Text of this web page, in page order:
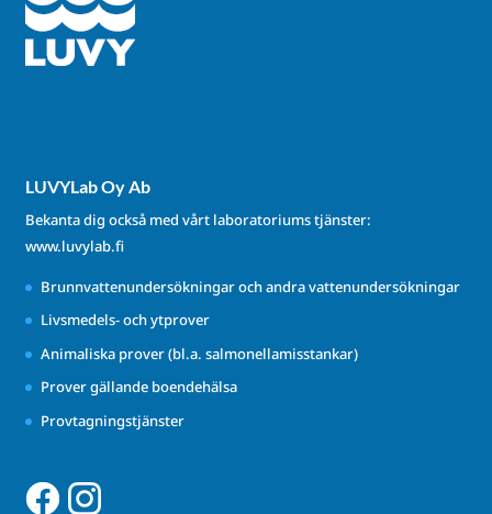
LUVYLab Oy Ab
Bekanta dig också med vårt laboratoriums tjänster:
www.luvylab.fi
Brunnvattenundersökningar och andra vattenundersökningar
Livsmedels- och ytprover
Animaliska prover (bl.a. salmonellamisstankar)
Prover gällande boendehälsa
Provtagningstjänster